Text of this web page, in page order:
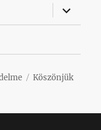
almenü
Köszönjük